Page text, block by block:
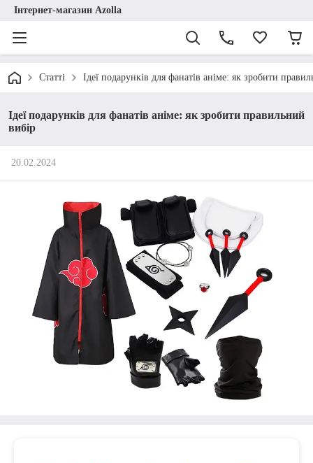
Інтернет-магазин Azolla
Статті Ідеї подарунків для фанатів аніме: як зробити
Ідеї подарунків для фанатів аніме: як зробити правильний
вибір
20.02.2024